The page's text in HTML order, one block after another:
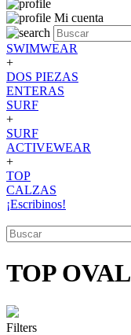
Mi cuenta
SWIMWEAR
+
DOS PIEZAS
ENTERAS
SURF
+
SURF
ACTIVEWEAR
+
TOP
CALZAS
¡Escribinos!
TOP OVAL
Filters